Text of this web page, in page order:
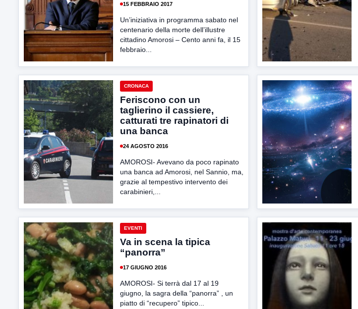
15 FEBBRAIO 2017
Un’iniziativa in programma sabato nel
centenario della morte dell’illustre
cittadino Amorosi – Cento anni fa, il 15
febbraio...
CRONACA
Feriscono con un
taglierino il cassiere,
catturati tre rapinatori di
una banca
24 AGOSTO 2016
AMOROSI- Avevano da poco rapinato
una banca ad Amorosi, nel Sannio, ma,
grazie al tempestivo intervento dei
carabinieri,...
EVENTI
Va in scena la tipica
“panorra”
17 GIUGNO 2016
AMOROSI- Si terrà dal 17 al 19
giugno, la sagra della “panorra” , un
piatto di “recupero” tipico...